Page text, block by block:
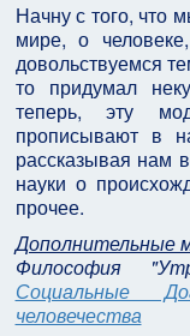
Начну с того, что
мире, о
довольствуемся
то придумал
теперь, эту
прописывают в
рассказывая нам
науки о
прочее.
Дополнительные
Философия
Социальные
человечества